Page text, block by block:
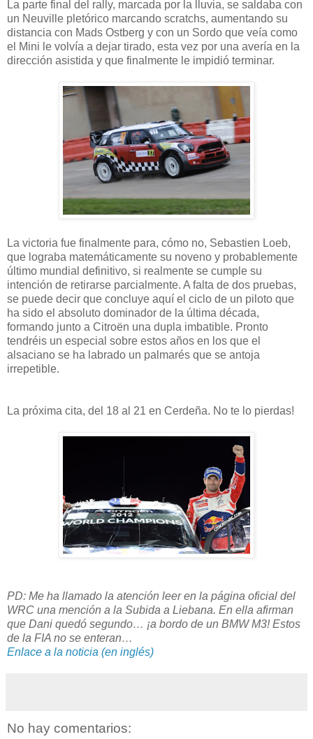
La parte final del rally, marcada por la lluvia, se saldaba con
un Neuville pletórico marcando scratchs, aumentando su
distancia con Mads Ostberg y con un Sordo que veía como
el Mini le volvía a dejar tirado, esta vez por una avería en la
dirección asistida y que finalmente le impidió terminar.
La victoria fue finalmente para, cómo no, Sebastien Loeb,
que lograba matemáticamente su noveno y probablemente
último mundial definitivo, si realmente se cumple su
intención de retirarse parcialmente. A falta de dos pruebas,
se puede decir que concluye aquí el ciclo de un piloto que
ha sido el absoluto dominador de la última década,
formando junto a Citroën una dupla imbatible. Pronto
tendréis un especial sobre estos años en los que el
alsaciano se ha labrado un palmarés que se antoja
irrepetible.
La próxima cita, del 18 al 21 en Cerdeña. No te lo pierdas!
PD: Me ha llamado la atención leer en la página oficial del
WRC una mención a la Subida a Liebana. En ella afirman
que Dani quedó segundo… ¡a bordo de un BMW M3! Estos
de la FIA no se enteran…
Enlace a la noticia (en inglés)
No hay comentarios: